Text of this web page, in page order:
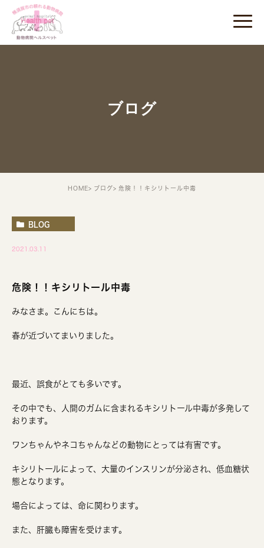
ブログ
HOME ブログ 危険！！キシリトール中毒
BLOG
2021.03.11
危険！！キシリトール中毒
みなさま。こんにちは。
春が近づいてまいりました。
最近、誤食がとても多いです。
その中でも、人間のガムに含まれるキシリトール中毒が多発して
おります。
ワンちゃんやネコちゃんなどの動物にとっては有害です。
キシリトールによって、大量のインスリンが分泌され、低血糖状
態となります。
場合によっては、命に関わります。
また、肝臓も障害を受けます。